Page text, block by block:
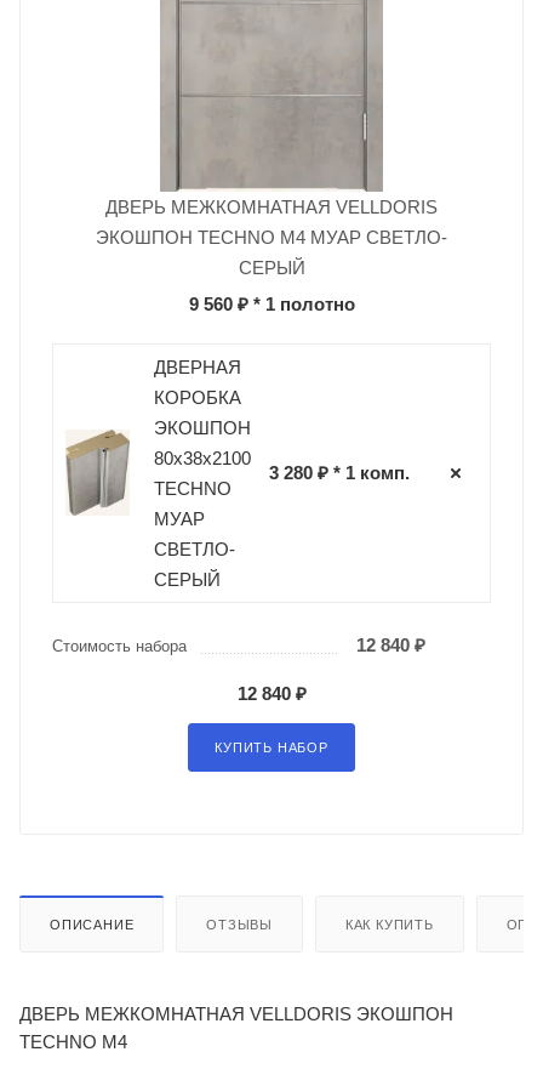
ДВЕРЬ МЕЖКОМНАТНАЯ VELLDORIS
ЭКОШПОН TECHNO M4 МУАР СВЕТЛО-
СЕРЫЙ
9 560 ₽* 1 полотно
ДВЕРНАЯ
КОРОБКА
ЭКОШПОН
80х38х2100
TECHNO
МУАР
СВЕТЛО-
СЕРЫЙ
3 280 ₽ * 1 комп.
Стоимость набора 12 840 ₽
12 840 ₽
КУПИТЬ НАБОР
ОПИСАНИЕ ОТЗЫВЫ КАК КУПИТЬ
ДВЕРЬ МЕЖКОМНАТНАЯ VELLDORIS ЭКОШПОН
TECHNO M4